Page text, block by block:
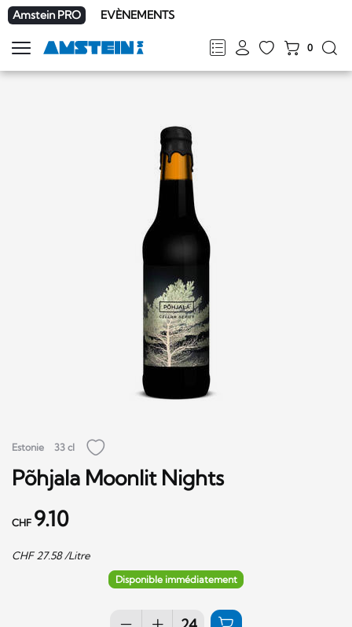
Amstein PRO EVÈNEMENTS
FRDEENIT
0
Afficher
la
Estonie 33 cl
Põhjala Moonlit Nights
CHF 9.10
CHF 27.58/Litre
Disponible immédiatement